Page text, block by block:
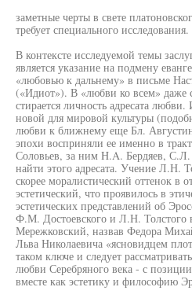
заметные черты в свете
требует специального исследования.
В контексте исследуемой темы
является указание на подмену
«любовью к дальнему» в письме
(«Идиот»). В «любви ко всем» даже
стирается личность адресата
новой для мировой культуры
любви к ближнему еще Бл.
эпохи восприняли ее именно в
Соловьев, за ним H.A. Бердяев,
найти этого адресата. Учение Л.Н.
скорее моралистический оттенок
эстетический, что проявилось в
эстетических представлений об
Ф.М. Достоевского и Л.Н.
Мережковский, назвав Федора
Льва Николаевича «ясновидцем
таком ключе и следует
любви Серебряного века - с
вместе как эстетику и философию